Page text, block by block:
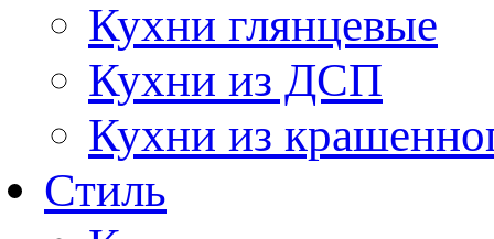
Кухни глянцевые
Кухни из ДСП
Кухни из
Стиль